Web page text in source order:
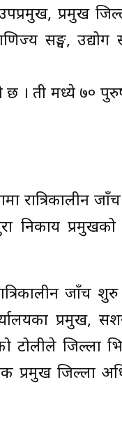
प्रमुख
सङ्घ, उद्योग
छ । ती मध्ये ७०
रात्रिकालीन
निकाय प्रमुखको
जाँच
प्रमुख,
टोलीले जिल्ला
प्रमुख जिल्ला